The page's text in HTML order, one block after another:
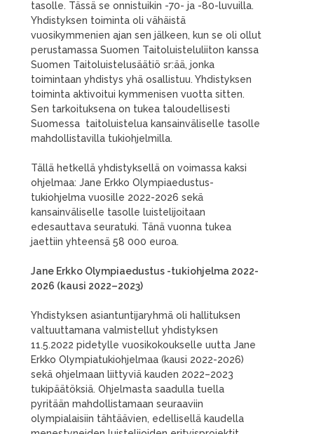
tasolle. Tässä se onnistuikin -70- ja -80-luvuilla.
Yhdistyksen toiminta oli vähäistä
vuosikymmenien ajan sen jälkeen, kun se oli ollut
perustamassa Suomen Taitoluisteluliiton kanssa
Suomen Taitoluistelusäätiö sr:ää, jonka
toimintaan yhdistys yhä osallistuu. Yhdistyksen
toiminta aktivoitui kymmenisen vuotta sitten.
Sen tarkoituksena on tukea taloudellisesti
Suomessa taitoluistelua kansainväliselle tasolle
mahdollistavilla tukiohjelmilla.
Tällä hetkellä yhdistyksellä on voimassa kaksi
ohjelmaa: Jane Erkko Olympiaedustus-
tukiohjelma vuosille 2022-2026 sekä
kansainväliselle tasolle luistelijoitaan
edesauttava seuratuki. Tänä vuonna tukea
jaettiin yhteensä 58 000 euroa.
Jane Erkko Olympiaedustus -tukiohjelma 2022-
2026 (kausi 2022–2023)
Yhdistyksen asiantuntijaryhmä oli hallituksen
valtuuttamana valmistellut yhdistyksen
11.5.2022 pidetylle vuosikokoukselle uutta Jane
Erkko Olympiatukiohjelmaa (kausi 2022-2026)
sekä ohjelmaan liittyviä kauden 2022–2023
tukipäätöksiä. Ohjelmasta saadulla tuella
pyritään mahdollistamaan seuraaviin
olympialaisiin tähtäävien, edellisellä kaudella